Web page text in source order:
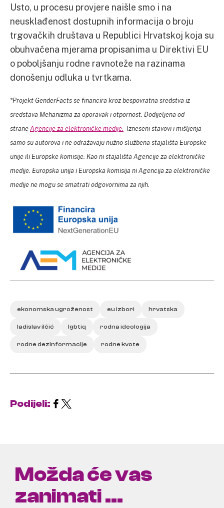
Usto, u procesu provjere naišle smo i na
neusklađenost dostupnih informacija o broju
trgovačkih društava u Republici Hrvatskoj koja su
obuhvaćena mjerama propisanima u Direktivi EU
o poboljšanju rodne ravnoteže na razinama
donošenju odluka u tvrtkama.
*Projekt GenderFacts se financira kroz bespovratna sredstva iz
sredstava Mehanizma za oporavak i otpornost. Dodijeljena od
straneAgencije za elektroničke medije.
Izneseni stavovi i mišljenja
samo su autorova i ne odražavaju nužno službena stajališta Europske
unije ili Europske komisije. Kao ni stajališta Agencije za elektroničke
medije. Europska unija i Europska komisija ni Agencija za elektroničke
medije ne mogu se smatrati odgovornima za njih.
ekonomska ugroženost eu izbori hrvatska
ladislav ilčić lgbtiq rodna ideologija
rodne dezinformacije rodne kvote
Podijeli:
Možda će vas
zanimati ...